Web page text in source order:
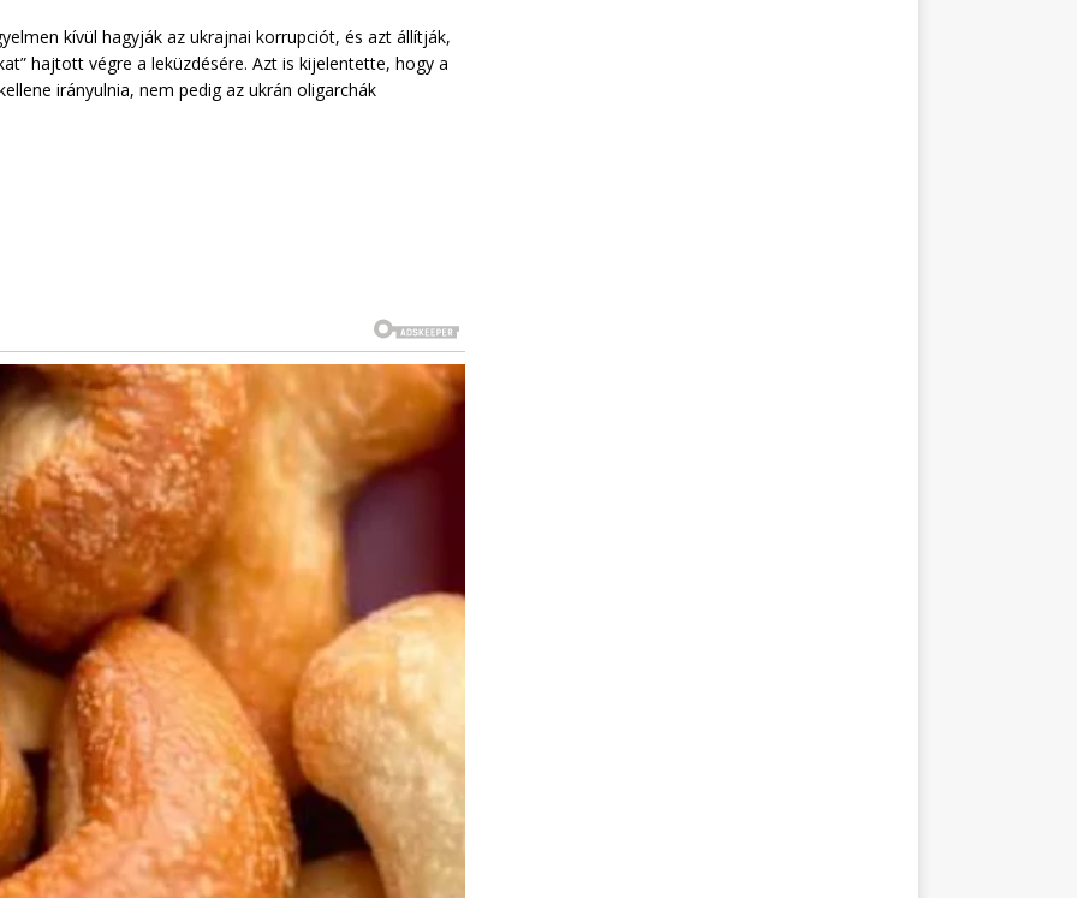
kívül hagyják az ukrajnai korrupciót, és azt állítják,
hajtott végre a leküzdésére. Azt is kijelentette, hogy a
irányulnia, nem pedig az ukrán oligarchák